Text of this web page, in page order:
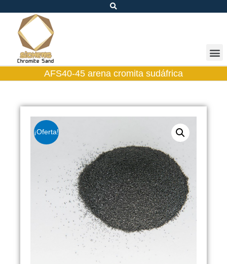
AFS40-45 arena cromita sudáfrica
¡Oferta!